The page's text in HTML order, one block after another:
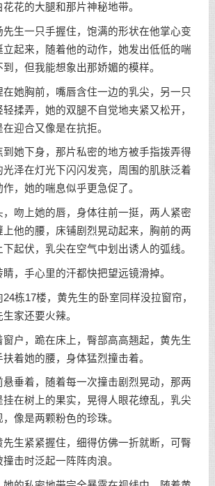
花的大腿和那片神秘地带。
一只手握住，饱满的形状在他掌心变
起来，随着他的动作，她发出低低的喘
，但我能想象出那娇媚的模样。
胸前，嘴唇含住一边的乳尖，另一只
揉弄，她的双腿不自觉地夹紧又松开，
迎合又像是在抗拒。
下身，那片私密的地方被手指拨弄得
泽在灯光下闪闪发亮，周围的肌肤泛着
，她的喘息似乎更急促了。
上她的唇，身体往前一挺，两人紧密
上他的腰，床铺剧烈晃动起来，胸前的两
起伏，乳尖在空气中划出诱人的弧线。
手心里的汗都快把望远镜滑掉。
17楼，黄先生的卧室同样没拉窗帘，
家还要火辣。
，跪在床上，臀部高高翘起，黄先生
着她的腰，身体猛烈撞击着。
着，随着每一次撞击剧烈晃动，那两
挂在树上的果实，晃得人眼花缭乱，乳尖
像是两颗粉色的珍珠。
紧紧握住，细得仿佛一折就断，可臀
击时泛起一阵阵肉浪。